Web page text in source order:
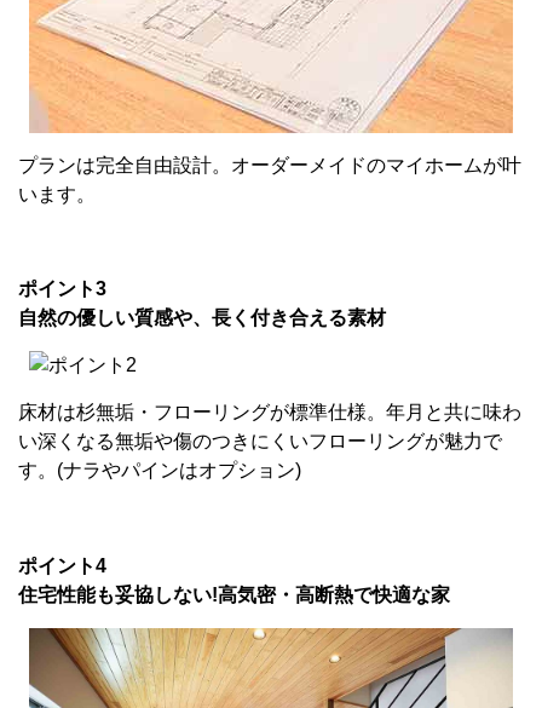
プランは完全自由設計。オーダーメイドのマイホームが叶
います。
ポイント3
自然の優しい質感や、長く付き合える素材
床材は杉無垢・フローリングが標準仕様。年月と共に味わ
い深くなる無垢や傷のつきにくいフローリングが魅力で
す。(ナラやパインはオプション)
ポイント4
住宅性能も妥協しない!高気密・高断熱で快適な家